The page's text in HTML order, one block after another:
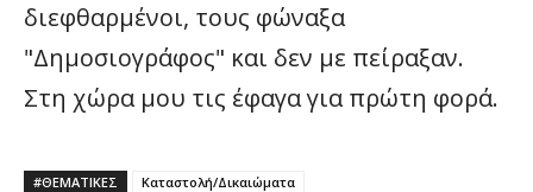
διεφθαρμένοι, τους φώναξα
"Δημοσιογράφος" και δεν με πείραξαν.
Στη χώρα μου τις έφαγα για πρώτη φορά.
#ΘΕΜΑΤΙΚΈΣ Καταστολή/Δικαιώματα